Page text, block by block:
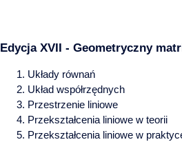
Edycja XVII - Geometryczny
Układy równań
Układ współrzędnych
Przestrzenie liniowe
Przekształcenia liniowe w teorii
Przekształcenia liniowe w